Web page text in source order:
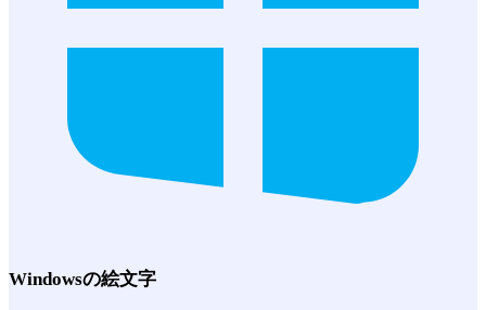
Windowsの絵文字